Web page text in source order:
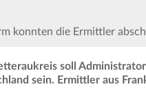
konnten die Ermittler
soll
sein. Ermittler aus